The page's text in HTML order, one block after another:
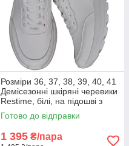
Розміри 36, 37, 38, 39, 40, 41
Демісезонні шкіряні черевики
Restime, білі, на підошві з
піни, легкі та зручні
Готово до відправки
1 395 ₴/пара